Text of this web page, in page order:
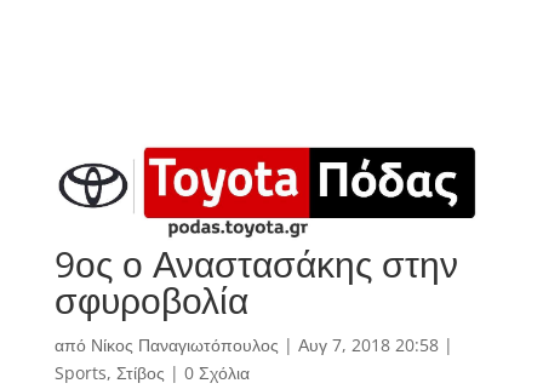
9ος ο Αναστασάκης στην
σφυροβολία
από Νίκος Παναγιωτόπουλος | Αυγ 7, 2018 20:58|
Sports, Στίβος | 0 Σχόλια